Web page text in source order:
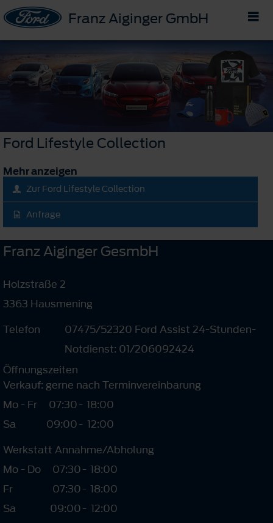
Franz Aiginger GmbH
Ford Lifestyle Collection
Mehr anzeigen
Zur Ford Lifestyle Collection
Anfrage
Franz Aiginger GesmbH
Holzstraße 2
3363 Hausmening
Telefon
07475/52320 Ford Assist 24-Stunden-
Notdienst: 01/206092424
Öffnungszeiten
Verkauf: gerne nach Terminvereinbarung
Mo - Fr
07:30- 18:00
Sa
09:00- 12:00
Werkstatt Annahme/Abholung
Mo - Do
07:30- 18:00
Fr
07:30- 18:00
Sa
09:00- 12:00